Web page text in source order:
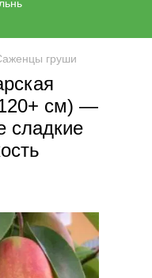
груши
см) —
сладкие